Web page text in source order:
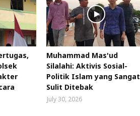
Muhammad Mas'ud
Silalahi: Aktivis Sosial-
Politik Islam yang Sangat
Sulit Ditebak
July 30, 2026